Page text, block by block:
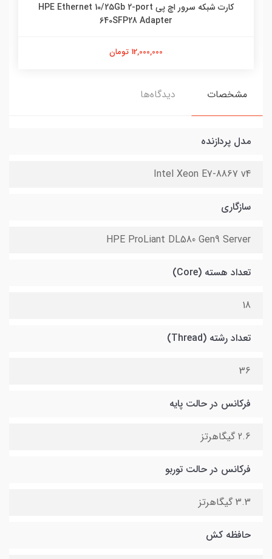
کارت شبکه سرور اچ پی HPE Ethernet 10/25Gb 2-port
640SFP28 Adapter
12,000,000 تومان
مشخصات دیدگاه‌ها
مدل پردازنده
Intel Xeon E7-8867 v4
سازگاری
HPE ProLiant DL580 Gen9 Server
تعداد هسته (Core)
18
تعداد رشته (Thread)
36
فرکانس در حالت پایه
2.6 گیگاهرتز
فرکانس در حالت توربو
3.3 گیگاهرتز
حافظه کش